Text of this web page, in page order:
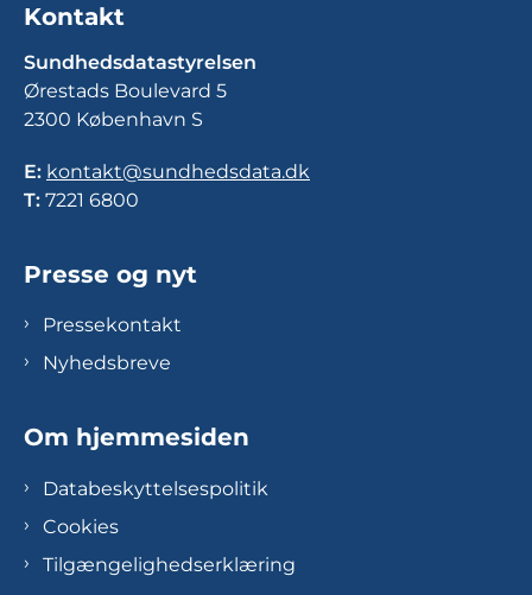
Kontakt
Sundhedsdatastyrelsen
Ørestads Boulevard 5
2300 København S
E: kontakt@sundhedsdata.dk
T: 7221 6800
Presse og nyt
Pressekontakt
Nyhedsbreve
Om hjemmesiden
Databeskyttelsespolitik
Cookies
Tilgængelighedserklæring